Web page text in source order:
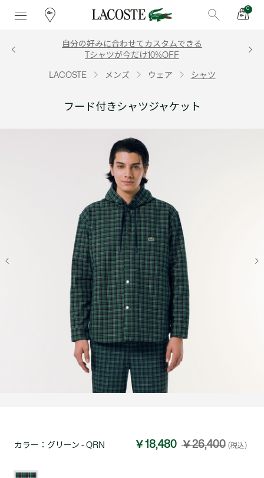
0
自分の好みに合わせてカスタムできる
Tシャツが今だけ10%OFF
LACOSTE メンズ ウェア シャツ
フード付きシャツジャケット
カラー： グリーン - QRN ￥18,480 ￥26,400 (税込)